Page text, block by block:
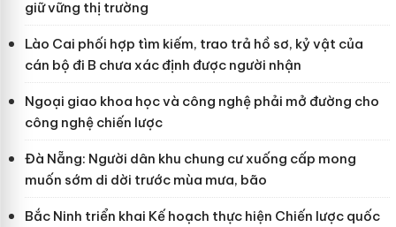
giữ vững thị trường
Lào Cai phối hợp tìm kiếm, trao trả hồ sơ, kỷ vật của
cán bộ đi B chưa xác định được người nhận
Ngoại giao khoa học và công nghệ phải mở đường cho
công nghệ chiến lược
Đà Nẵng: Người dân khu chung cư xuống cấp mong
muốn sớm di dời trước mùa mưa, bão
Bắc Ninh triển khai Kế hoạch thực hiện Chiến lược quốc